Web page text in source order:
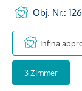
Obj. Nr.:
Infina
3 Zimmer